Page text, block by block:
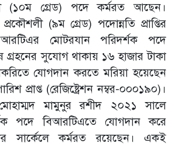
(১০ম গ্রেড) পদে কর্মরত আছেন।
(৯ম গ্রেড) পদোন্নতি প্রাপ্তির
মোটরযান পরিদর্শক পদে
গ্রহনের সুযোগ থাকায় ১৬ হাজার টাকা
যোগদান করতে মরিয়া হয়েছেন
প্রাপ্ত (রেজিষ্ট্রেশন নম্বর-০০০১৯০)।
মামুনুর রশীদ ২০২১ সালে
পদে বিআরটিএতে যোগদান করে
সার্কেলে কর্মরত রয়েছেন। একই